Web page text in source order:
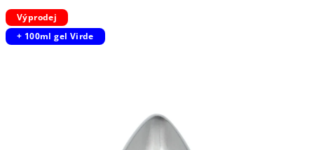
Výprodej
+ 100ml gel Virde